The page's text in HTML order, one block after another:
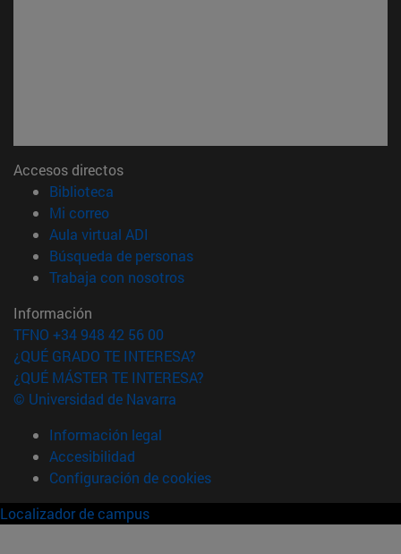
Accesos directos
Biblioteca
Mi correo(abre en nueva ventana)
Aula virtual ADI
Búsqueda de personas(abre en nueva ventana)
Trabaja con nosotros(abre en nueva ventana)
Información
TFNO +34 948 42 56 00
¿QUÉ GRADO TE INTERESA?
¿QUÉ MÁSTER TE INTERESA?
© Universidad de Navarra
Información legal
Accesibilidad
Configuración de cookies
Localizador de campus